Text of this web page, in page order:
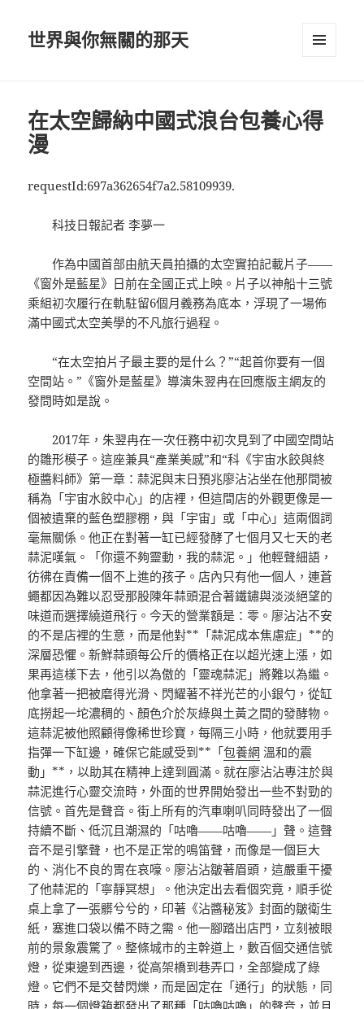
世界與你無關的那天
在太空歸納中國式浪台包養心得
漫
requestId:697a362654f7a2.58109939.
科技日報記者 李夢一
作為中國首部由航天員拍攝的太空實拍記載片子——
《窗外是藍星》日前在全國正式上映。片子以神船十三號
乘組初次履行在軌駐留6個月義務為底本，浮現了一場佈
滿中國式太空美學的不凡旅行過程。
“在太空拍片子最主要的是什么？”“起首你要有一個
空間站。”《窗外是藍星》導演朱翌冉在回應版主網友的
發問時如是說。
2017年，朱翌冉在一次任務中初次見到了中國空間站
的雛形模子。這座兼具“產業美感”和“科《宇宙水餃與終
極醬料師》第一章：蒜泥與末日預兆廖沾沾坐在他那間被
稱為「宇宙水餃中心」的店裡，但這間店的外觀更像是一
個被遺棄的藍色塑膠棚，與「宇宙」或「中心」這兩個詞
毫無關係。他正在對著一缸已經發酵了七個月又七天的老
蒜泥嘆氣。「你還不夠靈動，我的蒜泥。」他輕聲細語，
彷彿在責備一個不上進的孩子。店內只有他一個人，連蒼
蠅都因為難以忍受那股陳年蒜頭混合著鐵鏽與淡淡絕望的
味道而選擇繞道飛行。今天的營業額是：零。廖沾沾不安
的不是店裡的生意，而是他對**「蒜泥成本焦慮症」**的
深層恐懼。新鮮蒜頭每公斤的價格正在以超光速上漲，如
果再這樣下去，他引以為傲的「靈魂蒜泥」將難以為繼。
他拿著一把被磨得光滑、閃耀著不祥光芒的小銀勺，從缸
底撈起一坨濃稠的、顏色介於灰綠與土黃之間的發酵物。
這蒜泥被他照顧得像稀世珍寶，每隔三小時，他就要用手
指彈一下缸邊，確保它能感受到**「包養網 溫和的震
動」**，以助其在精神上達到圓滿。就在廖沾沾專注於與
蒜泥進行心靈交流時，外面的世界開始發出一些不對勁的
信號。首先是聲音。街上所有的汽車喇叭同時發出了一個
持續不斷、低沉且潮濕的「咕嚕——咕嚕——」聲。這聲
音不是引擎聲，也不是正常的鳴笛聲，而像是一個巨大
的、消化不良的胃在哀嚎。廖沾沾皺著眉頭，這嚴重干擾
了他蒜泥的「寧靜冥想」。他決定出去看個究竟，順手從
桌上拿了一張髒兮兮的，印著《沾醬秘笈》封面的皺衛生
紙，塞進口袋以備不時之需。他一腳踏出店門，立刻被眼
前的景象震驚了。整條城市的主幹道上，數百個交通信號
燈，從東邊到西邊，從高架橋到巷弄口，全部變成了綠
燈。它們不是交替閃爍，而是固定在「通行」的狀態，同